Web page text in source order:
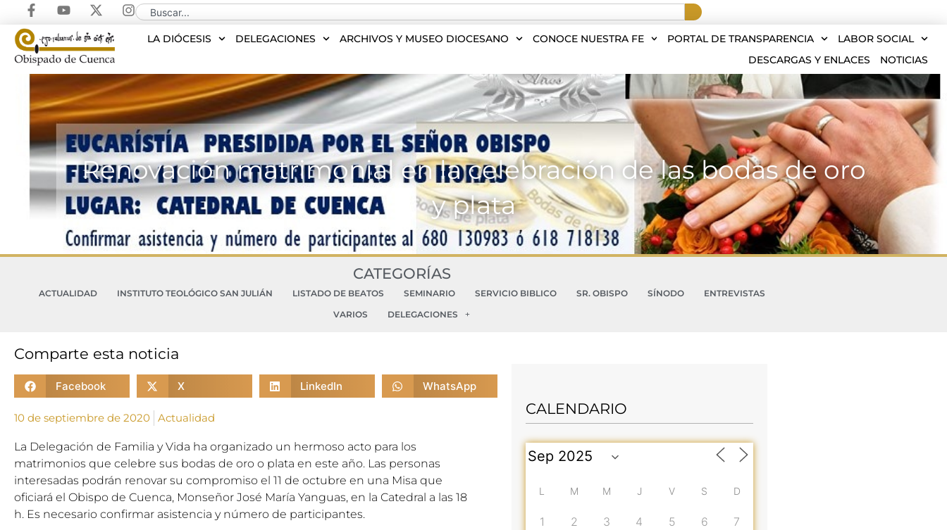
LA DIÓCESIS DELEGACIONES ARCHIVOS Y MUSEO DIOCESANO CONOCE NUESTRA FE PORTAL DE TRANSPARENCIA
LABOR SOCIAL
DESCARGAS Y ENLACES
NOTICIAS
Renovación matrimonial en la celebración de las bodas de oro
y plata
CATEGORÍAS
ACTUALIDAD INSTITUTO TEOLÓGICO SAN JULIÁN LISTADO DE BEATOS SEMINARIO SERVICIO BIBLICO SR. OBISPO SÍNODO
ENTREVISTAS
VARIOS
DELEGACIONES
Comparte esta noticia
Facebook X LinkedIn WhatsApp
10 de septiembre de 2020 Actualidad
La Delegación de Familia y Vida ha organizado un hermoso acto para los
matrimonios que celebre sus bodas de oro o plata en este año. Las personas
interesadas podrán renovar su compromiso el 11 de octubre en una Misa que
oficiará el Obispo de Cuenca, Monseñor José María Yanguas, en la Catedral a las 18
h. Es necesario confirmar asistencia y número de participantes.
CALENDARIO
L M M J V S D
1 2 3 4 5 6 7